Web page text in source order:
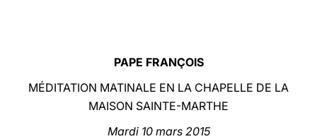
中文
LATINE
PAPE FRANÇOIS
MÉDITATION MATINALE EN LA CHAPELLE DE LA
MAISON SAINTE-MARTHE
Mardi 10 mars 2015